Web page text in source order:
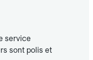
service
sont polis et